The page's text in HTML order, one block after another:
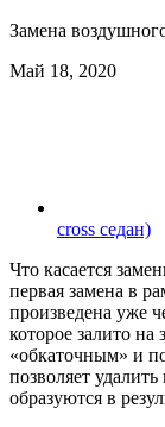
Замена
Май 18, 2020
cross седан)
Что касается
первая замена в
произведена уже
которое залито на
«обкаточным» и
позволяет
образуются в